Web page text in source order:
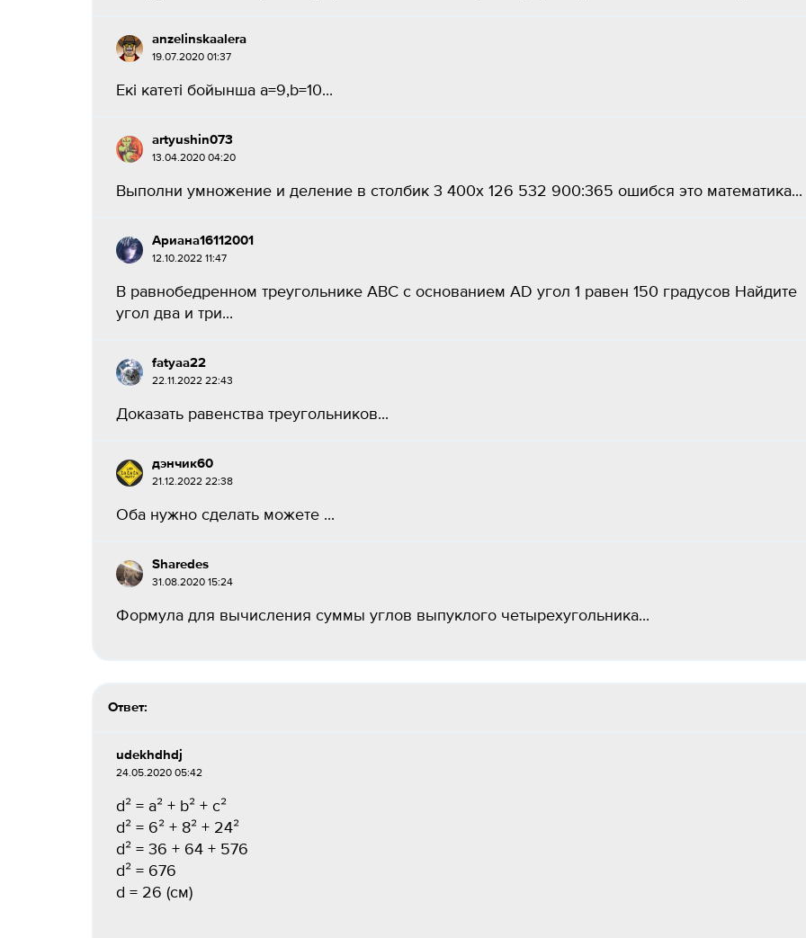
anzelinskaalera
19.07.2020 01:37
Екі катеті бойынша a=9,b=10​...
artyushin073
13.04.2020 04:20
Выполни умножение и деление в столбик 3 400x 126 532 900:365 ошибся это математика...
Ариана16112001
12.10.2022 11:47
В равнобедренном треугольнике ABC с основанием AD угол 1 равен 150 градусов Найдите
угол два и три​...
fatyaa22
22.11.2022 22:43
Доказать равенства треугольников...
дэнчик60
21.12.2022 22:38
Оба нужно сделать можете ​...
Sharedes
31.08.2020 15:24
Формула для вычисления суммы углов выпуклого четырехугольника...
Ответ:
udekhdhdj
24.05.2020 05:42
d² = a² + b² + c²
d² = 6² + 8² + 24²
d² = 36 + 64 + 576
d² = 676
d = 26 (см)